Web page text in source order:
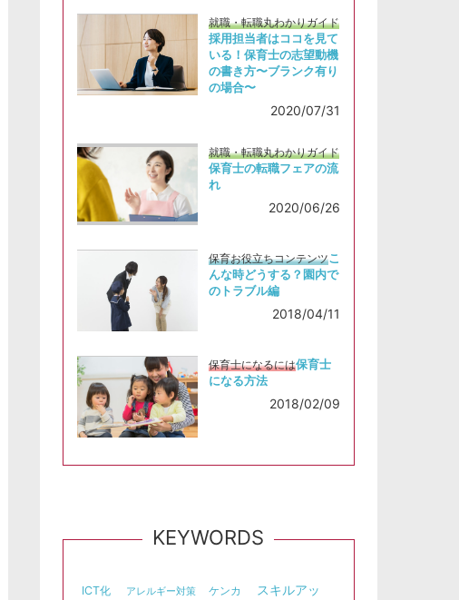
就職・転職丸わかりガイド
採用担当者はココを見て
いる！保育士の志望動機
の書き方〜ブランク有り
の場合〜
2020/07/31
就職・転職丸わかりガイド
保育士の転職フェアの流
れ
2020/06/26
保育お役立ちコンテンツこ
んな時どうする？園内で
のトラブル編
2018/04/11
保育士になるには保育士
になる方法
2018/02/09
KEYWORDS
ICT化 アレルギー対策 ケンカ
スキルアッ